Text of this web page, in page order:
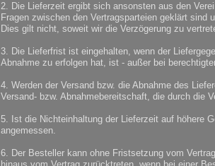
2. Die Lieferzeit ergibt sich ansonsten aus den
Fragen zwischen den Vertragsparteien geklärt
Dies gilt nicht, soweit wir die Verzögerung zu
3. Die Lieferfrist ist eingehalten, wenn der
Abnahme zu erfolgen hat, ist - außer bei
4. Werden der Versand bzw. die Abnahme des
Versand- bzw. Abnahmebereitschaft, die durch die
5. Ist die Nichteinhaltung der Lieferzeit auf höhere
angemessen.
6. Der Besteller kann ohne Fristsetzung vom